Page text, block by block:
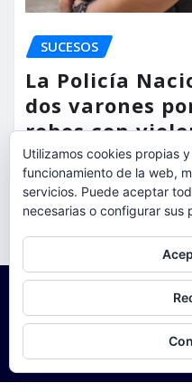
SUCESOS
La Policía
dos varones
robos con
misma
torrent al dia
Utilizamos cookies propias
funcionamiento de la web,
servicios. Puede aceptar
necesarias o configurar sus
Para obtener más